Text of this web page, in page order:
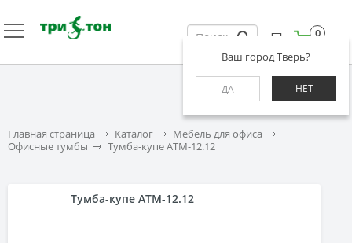
Ваш город Тверь?
ДА НЕТ
0
Главная страница Каталог
Мебель для офиса
Офисные тумбы
Тумба-купе АТМ-12.12
Тумба-купе АТМ-12.12